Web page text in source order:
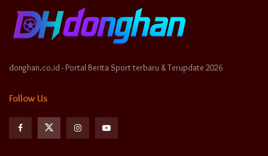
donghan.co.id - Portal Berita Sport terbaru & Terupdate 2026
Follow Us